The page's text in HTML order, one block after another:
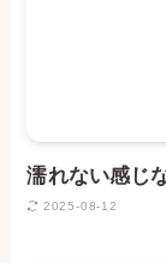
濡れない感じ
2025-08-12